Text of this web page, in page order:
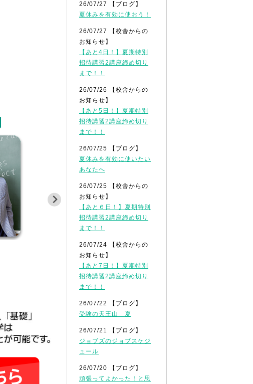
26/07/27 【ブログ】
夏休みを有効に使おう！
26/07/27 【校舎からの
お知らせ】
【あと4日！】夏期特別
招待講習2講座締め切り
まで！！
26/07/26 【校舎からの
お知らせ】
【あと5日！】夏期特別
招待講習2講座締め切り
まで！！
26/07/25 【ブログ】
夏休みを有効に使いたい
あなたへ
26/07/25 【校舎からの
お知らせ】
【あと６日！】夏期特別
招待講習2講座締め切り
まで！！
26/07/24 【校舎からの
お知らせ】
【あと7日！】夏期特別
招待講習2講座締め切り
まで！！
26/07/22 【ブログ】
受験の天王山 夏
26/07/21 【ブログ】
ジョブズのジョブスケジ
ュール
26/07/20 【ブログ】
頑張ってよかった！と思